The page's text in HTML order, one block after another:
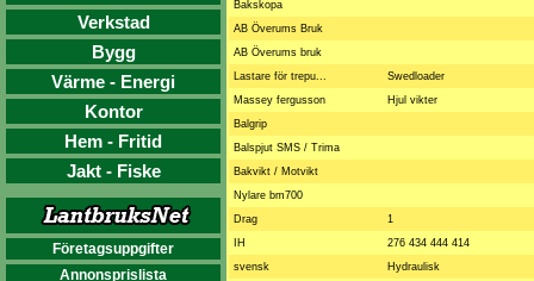
Verkstad
Bygg
Värme - Energi
Kontor
Hem - Fritid
Jakt - Fiske
Företagsuppgifter
Annonsprislista
Bakskopa
AB Överums Bruk
AB Överums bruk
Lastare för trepu...
Swedloader
Massey fergusson
Hjul vikter
Balgrip
Balspjut SMS / Trima
Bakvikt / Motvikt
Nylare bm700
Drag
1
IH
276 434 444 414
svensk
Hydraulisk